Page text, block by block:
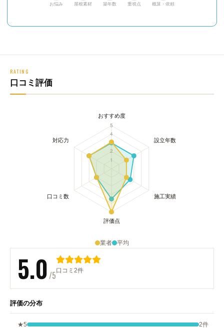
お悩み 屋根素材 築年数 重視点 概算・依頼
RATING
口コミ評価
業者 平均
5.0/5口コミ2件
評価の分布
★5
2件